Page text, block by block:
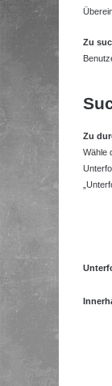
Zu
Zu
Wähle